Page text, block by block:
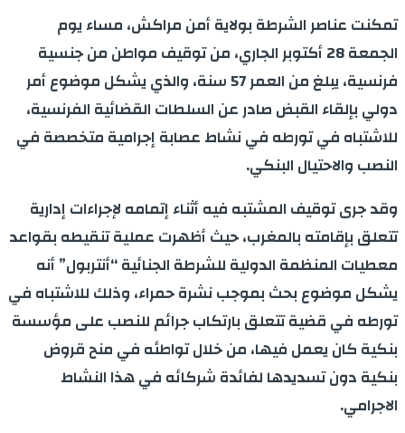
تمكنت عناصر الشرطة بولاية أمن مراكش، مساء يوم
الجمعة 28 أكتوبر الجاري، من توقيف مواطن من جنسية
فرنسية، يبلغ من العمر 57 سنة، والذي يشكل موضوع أمر
دولي بإلقاء القبض صادر عن السلطات القضائية الفرنسية،
للاشتباه في تورطه في نشاط عصابة إجرامية متخصصة في
النصب والاحتيال البنكي.
وقد جرى توقيف المشتبه فيه أثناء إتمامه لإجراءات إدارية
تتعلق بإقامته بالمغرب، حيث أظهرت عملية تنقيطه بقواعد
معطيات المنظمة الدولية للشرطة الجنائية “أنتربول” أنه
يشكل موضوع بحث بموجب نشرة حمراء، وذلك للاشتباه في
تورطه في قضية تتعلق بارتكاب جرائم للنصب على مؤسسة
بنكية كان يعمل فيها، من خلال تواطئه في منح قروض
بنكية دون تسديدها لفائدة شركائه في هذا النشاط
الاجرامي.